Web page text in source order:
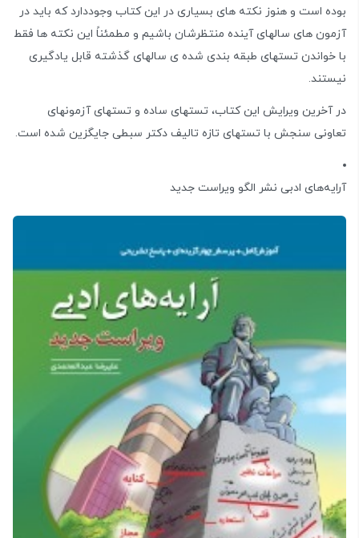
بوده است و هنوز نکته های بسیاری در این کتاب وجوددارد که باید در
آزمون های سالهای آینده منتظرشان باشیم و مطمئناً این نکته ها فقط
با خواندن تستهای طبقه بندی شده ی سالهای گذشته قابل یادگیری
نیستند.
در آخرین ویرایش این کتاب، تستهای ساده و تستهای آزمونهای
تعاونی سنجش با تستهای تازه تالیف دکتر سبطی جایگزین شده است.
آرایه‌های ادبی نشر الگو ویراست جدید